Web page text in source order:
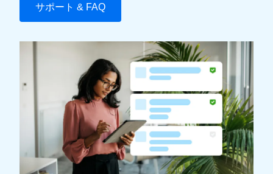
Finland (English)
Belgium (English)
España (Español)
Norway (English)
サポート & FAQ